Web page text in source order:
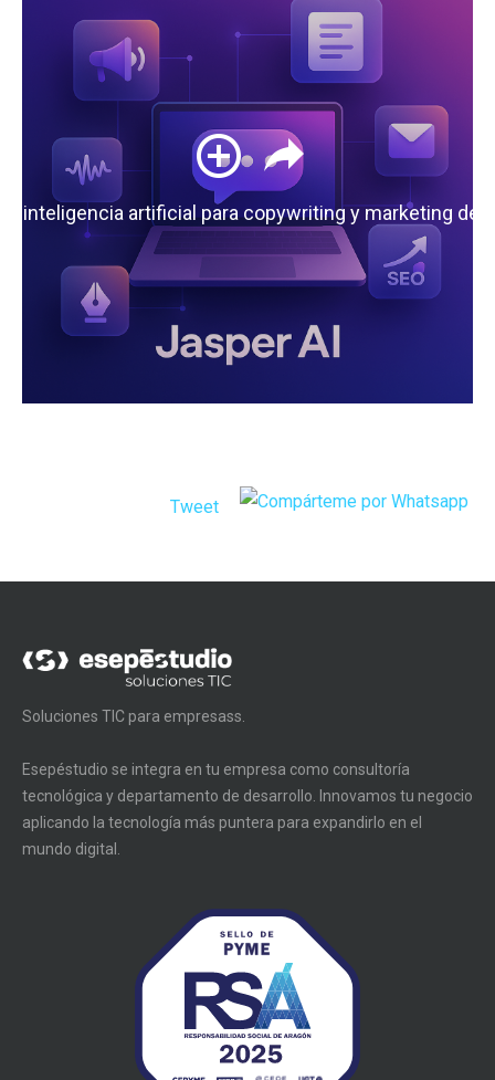
la inteligencia artificial para copywriting y marketing de
Tweet
Soluciones TIC para empresass.
Esepéstudio se integra en tu empresa como consultoría
tecnológica y departamento de desarrollo. Innovamos tu negocio
aplicando la tecnología más puntera para expandirlo en el
mundo digital.